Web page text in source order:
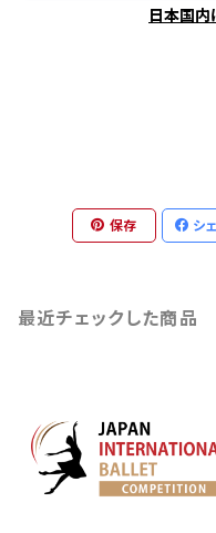
日本国内
保存 シ
最近チェックした商品